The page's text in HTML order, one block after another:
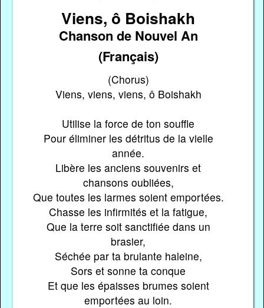
Viens, ô Boishakh
Chanson de Nouvel An
(Français)
(Chorus)
Viens, viens, viens, ô Boishakh
Utilise la force de ton souffle
Pour éliminer les détritus de la vielle
année.
Libère les anciens souvenirs et
chansons oubliées,
Que toutes les larmes soient emportées.
Chasse les infirmités et la fatigue,
Que la terre soit sanctifiée dans un
brasier,
Séchée par ta brulante haleine,
Sors et sonne ta conque
Et que les épaisses brumes soient
emportées au loin.